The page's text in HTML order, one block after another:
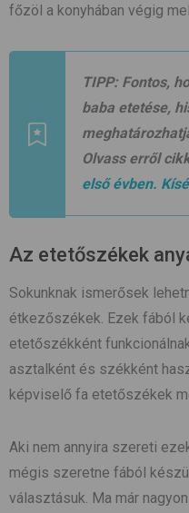
főzöl a konyhában végig
TIPP: Fontos,
baba etetése,
Olvass erről
első évben.
Az etetőszékek
Sokunknak ismerősek
étkezőszékek. Ezek fából
etetőszékként
asztalként és székként
képviselő fa etetőszékek
Aki nem annyira szereti
mégis szeretne fából
választásuk. Ma már